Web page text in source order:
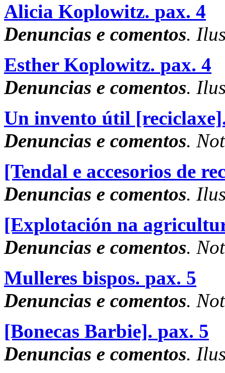
Alicia Koplowitz. pax. 4
Denuncias e comentos.
Esther Koplowitz. pax. 4
Denuncias e comentos.
Un invento útil
Denuncias e comentos.
[Tendal e accesorios de
Denuncias e comentos.
[Explotación na
Denuncias e comentos.
Mulleres bispos. pax. 5
Denuncias e comentos.
[Bonecas Barbie]. pax. 5
Denuncias e comentos.